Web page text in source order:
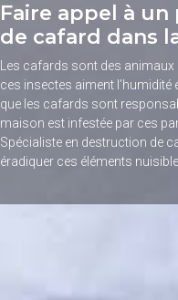
Faire appel à
de cafard dans
Les cafards sont des
ces insectes aiment
que les cafards sont
maison est infestée par ces
Spécialiste en destruction de
éradiquer ces éléments